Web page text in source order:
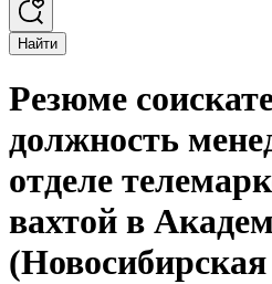
Найти
Резюме
должность
отделе
вахтой в
(Новосибирская